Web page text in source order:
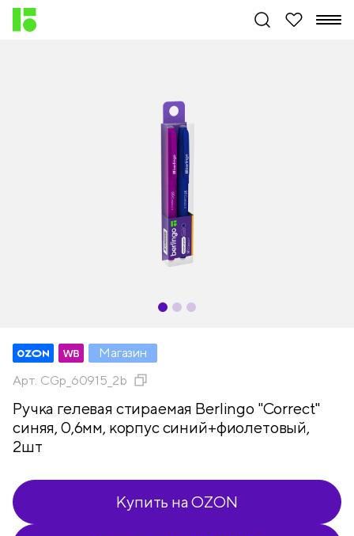
Магазин
Арт. CGp_60915_2b
Ручка гелевая стираемая Berlingo "Correct"
синяя, 0,6мм, корпус синий+фиолетовый,
2шт
Купить на OZON